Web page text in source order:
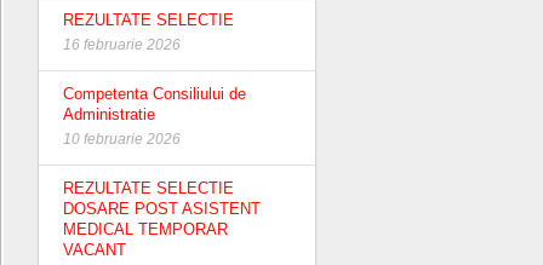
REZULTATE SELECTIE
16 februarie 2026
Competenta Consiliului de
Administratie
10 februarie 2026
REZULTATE SELECTIE
DOSARE POST ASISTENT
MEDICAL TEMPORAR
VACANT